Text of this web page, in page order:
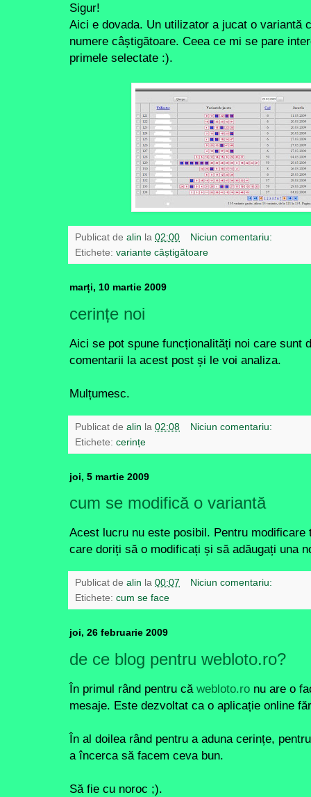
Sigur!
Aici e dovada. Un utilizator a jucat o variantă
numere câștigătoare. Ceea ce mi se pare
primele selectate :).
Publicat de alin la 02:00
Niciun comentariu:
Etichete: variante câștigătoare
marți, 10 martie 2009
cerințe noi
Aici se pot spune funcționalități noi care sunt
comentarii la acest post și le voi analiza.
Mulțumesc.
Publicat de alin la 02:08
Niciun comentariu:
Etichete: cerințe
joi, 5 martie 2009
cum se modifică o variantă
Acest lucru nu este posibil. Pentru
care doriți să o modificați și să adăugați una
Publicat de alin la 00:07
Niciun comentariu:
Etichete: cum se face
joi, 26 februarie 2009
de ce blog pentru webloto.ro?
În primul rând pentru că webloto.ro nu are o
mesaje. Este dezvoltat ca o aplicație online
În al doilea rând pentru a aduna cerințe,
a încerca să facem ceva bun.
Să fie cu noroc ;).